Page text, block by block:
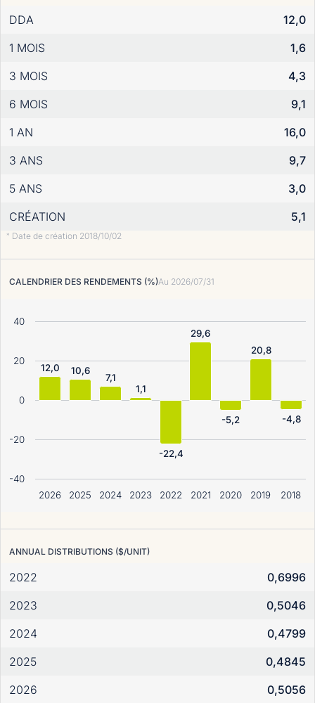
DDA
12,0
1 MOIS
1,6
3 MOIS
4,3
6 MOIS
9,1
1 AN
16,0
3 ANS
9,7
5 ANS
3,0
CRÉATION
5,1
* Date de création 2018/10/02
CALENDRIER DES RENDEMENTS (%)Au 2026/07/31
2026 2025 2024 2023 2022 2021 2020 2019 2018
-40
-20
0
20
40
12,0 10,6
7,1
1,1
-22,4
29,6
-5,2
20,8
-4,8
ANNUAL DISTRIBUTIONS ($/UNIT)
2022
0,6996
2023
0,5046
2024
0,4799
2025
0,4845
2026
0,5056